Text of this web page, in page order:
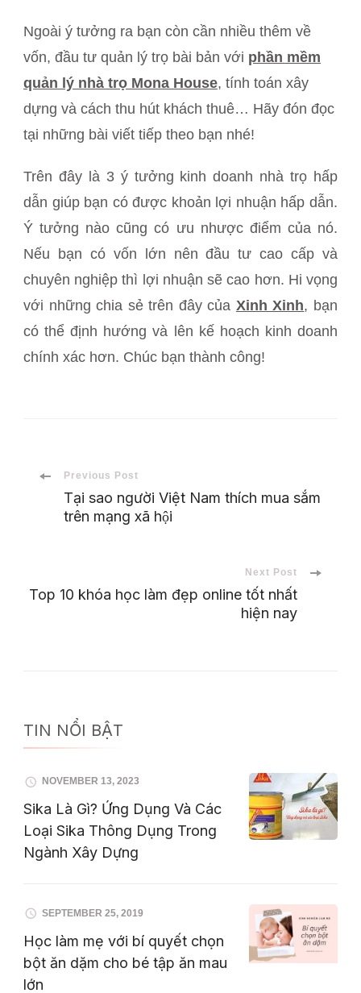
Ngoài ý tưởng ra bạn còn cần nhiều thêm về
vốn, đầu tư quản lý trọ bài bản với phần mềm
quản lý nhà trọ Mona House, tính toán xây
dựng và cách thu hút khách thuê… Hãy đón đọc
tại những bài viết tiếp theo bạn nhé!
Trên đây là 3 ý tưởng kinh doanh nhà trọ hấp
dẫn giúp bạn có được khoản lợi nhuận hấp dẫn.
Ý tưởng nào cũng có ưu nhược điểm của nó.
Nếu bạn có vốn lớn nên đầu tư cao cấp và
chuyên nghiệp thì lợi nhuận sẽ cao hơn. Hi vọng
với những chia sẻ trên đây của Xinh Xinh, bạn
có thể định hướng và lên kế hoạch kinh doanh
chính xác hơn. Chúc bạn thành công!
Post
Navigation
Previous Post
Tại sao người Việt Nam thích mua sắm
trên mạng xã hội
Next Post
Top 10 khóa học làm đẹp online tốt nhất
hiện nay
TIN NỔI BẬT
NOVEMBER 13, 2023
Sika Là Gì? Ứng Dụng Và Các
Loại Sika Thông Dụng Trong
Ngành Xây Dựng
SEPTEMBER 25, 2019
Học làm mẹ với bí quyết chọn
bột ăn dặm cho bé tập ăn mau
lớn